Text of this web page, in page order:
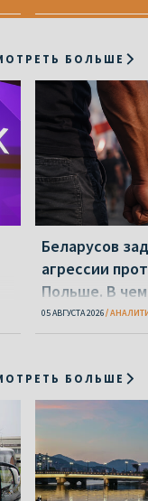
БОЛЬШЕ
Беларусов
агрессии
Польше. В
делать?
05 АВГУСТА 2026
БОЛЬШЕ